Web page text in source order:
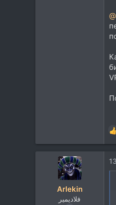
Р
е
к
ц
Arlekin
فلاديمير